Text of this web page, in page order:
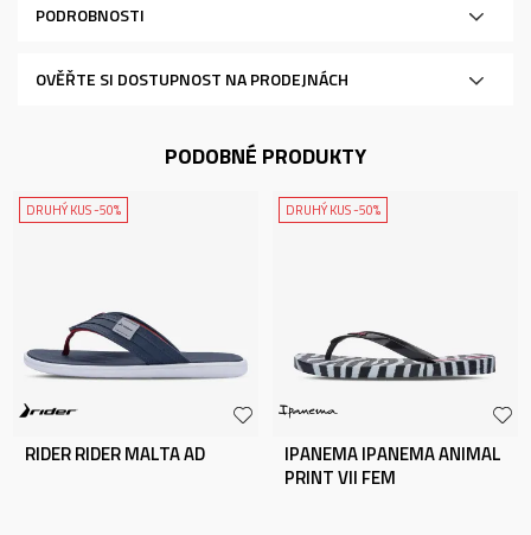
PODROBNOSTI
OVĚŘTE SI DOSTUPNOST NA PRODEJNÁCH
PODOBNÉ PRODUKTY
DRUHÝ KUS -50%
RIDER RIDER MALTA AD
DRUHÝ KUS -50%
IPANEMA IPANEMA ANIMAL
PRINT VII FEM